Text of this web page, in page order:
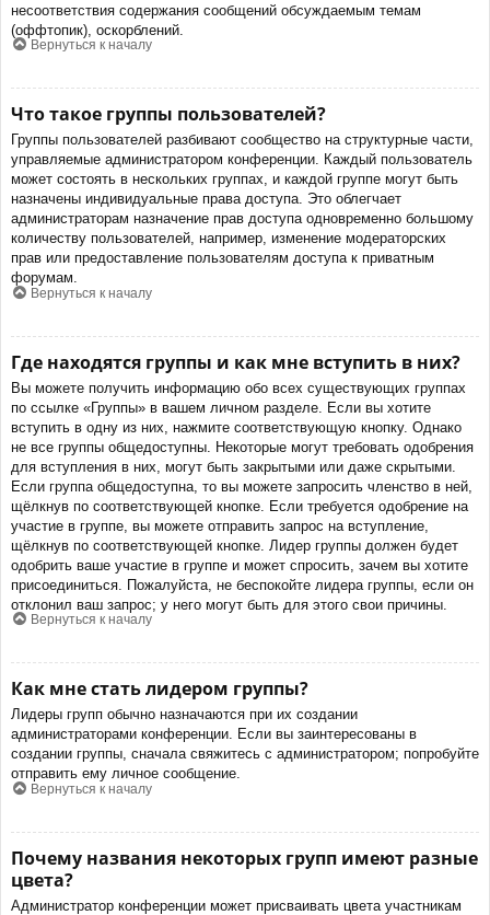
несоответствия содержания сообщений обсуждаемым темам
(оффтопик), оскорблений.
Вернуться к началу
Что такое группы пользователей?
Группы пользователей разбивают сообщество на структурные части,
управляемые администратором конференции. Каждый пользователь
может состоять в нескольких группах, и каждой группе могут быть
назначены индивидуальные права доступа. Это облегчает
администраторам назначение прав доступа одновременно большому
количеству пользователей, например, изменение модераторских
прав или предоставление пользователям доступа к приватным
форумам.
Вернуться к началу
Где находятся группы и как мне вступить в них?
Вы можете получить информацию обо всех существующих группах
по ссылке «Группы» в вашем личном разделе. Если вы хотите
вступить в одну из них, нажмите соответствующую кнопку. Однако
не все группы общедоступны. Некоторые могут требовать одобрения
для вступления в них, могут быть закрытыми или даже скрытыми.
Если группа общедоступна, то вы можете запросить членство в ней,
щёлкнув по соответствующей кнопке. Если требуется одобрение на
участие в группе, вы можете отправить запрос на вступление,
щёлкнув по соответствующей кнопке. Лидер группы должен будет
одобрить ваше участие в группе и может спросить, зачем вы хотите
присоединиться. Пожалуйста, не беспокойте лидера группы, если он
отклонил ваш запрос; у него могут быть для этого свои причины.
Вернуться к началу
Как мне стать лидером группы?
Лидеры групп обычно назначаются при их создании
администраторами конференции. Если вы заинтересованы в
создании группы, сначала свяжитесь с администратором; попробуйте
отправить ему личное сообщение.
Вернуться к началу
Почему названия некоторых групп имеют разные
цвета?
Администратор конференции может присваивать цвета участникам